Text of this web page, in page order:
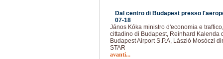
Dal centro di Budapest presso
07-18
János Kóka ministro d'economia e
cittadino di Budapest, Reinhard Kalenda
Budapest Airport S.P.A, László Mosóczi
STAR
avanti...